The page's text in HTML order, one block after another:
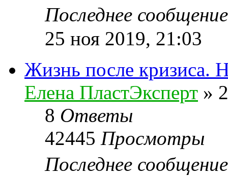
Последнее
25 ноя 2019, 21:03
Жизнь после кризиса.
Елена ПластЭксперт »
8 Ответы
42445 Просмотры
Последнее